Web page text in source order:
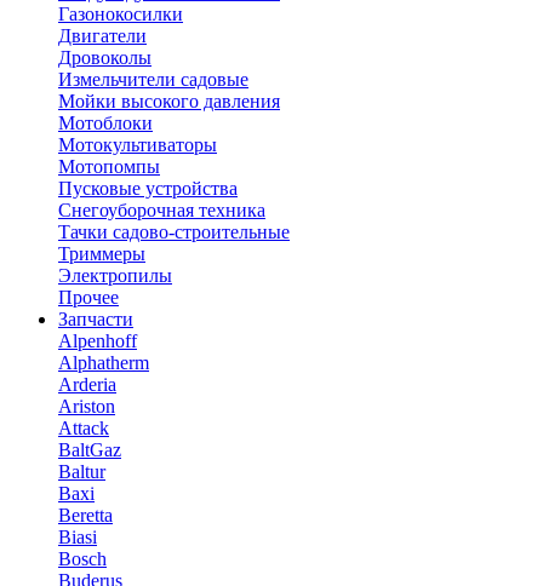
Газонокосилки
Двигатели
Дровоколы
Измельчители садовые
Мойки высокого давления
Мотоблоки
Мотокультиваторы
Мотопомпы
Пусковые устройства
Снегоуборочная техника
Тачки садово-строительные
Триммеры
Электропилы
Прочее
Запчасти
Alpenhoff
Alphatherm
Arderia
Ariston
Attack
BaltGaz
Baltur
Baxi
Beretta
Biasi
Bosch
Buderus